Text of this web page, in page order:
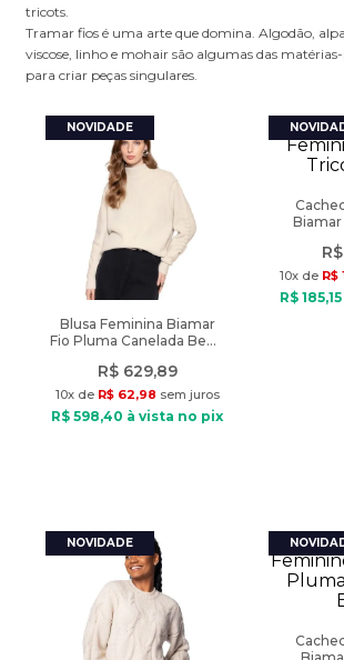
tricots.
Tramar fios é uma arte que domina. Algodão,
viscose, linho e mohair são algumas das
para criar peças singulares.
Blusa Feminina Biamar
Fio Pluma Canelada Bege
R$ 629,89
10x de R$ 62,98 sem juros
R$ 598,40 à vista no pix
R$
10x de R$
R$ 185,15